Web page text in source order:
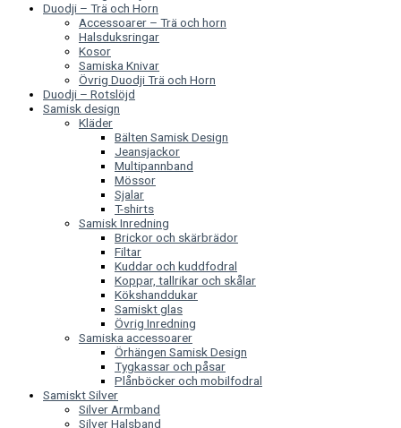
Duodji – Trä och Horn
Accessoarer – Trä och horn
Halsduksringar
Kosor
Samiska Knivar
Övrig Duodji Trä och Horn
Duodji – Rotslöjd
Samisk design
Kläder
Bälten Samisk Design
Jeansjackor
Multipannband
Mössor
Sjalar
T-shirts
Samisk Inredning
Brickor och skärbrädor
Filtar
Kuddar och kuddfodral
Koppar, tallrikar och skålar
Kökshanddukar
Samiskt glas
Övrig Inredning
Samiska accessoarer
Örhängen Samisk Design
Tygkassar och påsar
Plånböcker och mobilfodral
Samiskt Silver
Silver Armband
Silver Halsband